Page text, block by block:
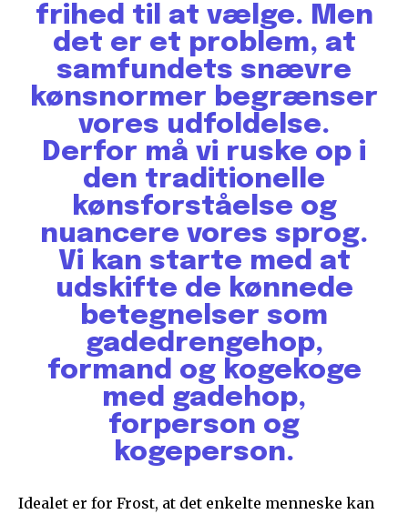
frihed til at vælge. Men
det er et problem, at
samfundets snævre
kønsnormer begrænser
vores udfoldelse.
Derfor må vi ruske op i
den traditionelle
kønsforståelse og
nuancere vores sprog.
Vi kan starte med at
udskifte de kønnede
betegnelser som
gadedrengehop,
formand og kogekoge
med gadehop,
forperson og
kogeperson.
Idealet er for Frost, at det enkelte menneske kan